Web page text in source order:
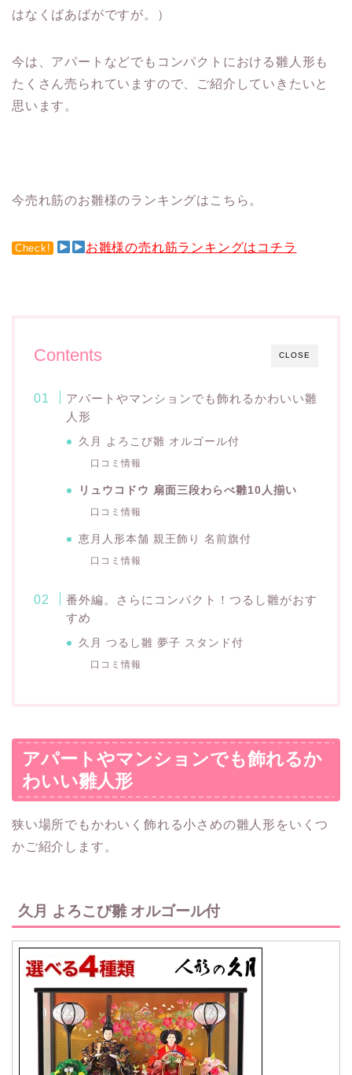
はなくばあばがですが。）
今は、 アパートなどでもコンパクトにおける雛人形も
たくさん売られていますので、ご紹介していきたいと
思います。
今売れ筋のお雛様のランキングはこちら。
Check! お雛様の売れ筋ランキングはコチラ
CLOSE
Contents
アパートやマンションでも飾れるかわいい雛
人形
久月 よろこび雛 オルゴール付
口コミ情報
リュウコドウ 扇面三段わらべ雛10人揃い
口コミ情報
恵月人形本舗 親王飾り 名前旗付
口コミ情報
番外編。さらにコンパクト！つるし雛がおす
すめ
久月 つるし雛 夢子 スタンド付
口コミ情報
アパートやマンションでも飾れるか
わいい雛人形
狭い場所でもかわいく飾れる小さめの雛人形をいくつ
かご紹介します。
久月 よろこび雛 オルゴール付